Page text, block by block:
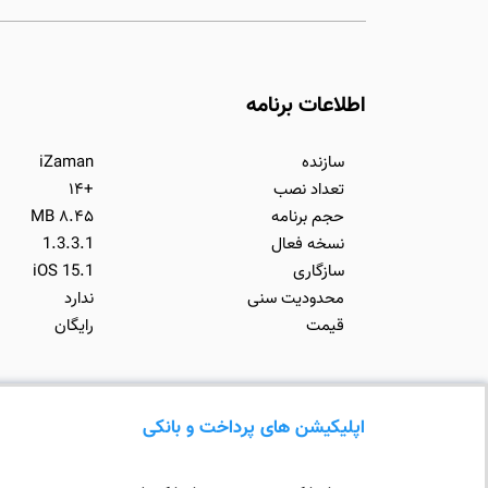
اطلاعات برنامه
iZaman
+۱۴
۸.۴۵ MB
1.3.3.1
iOS 15.1
ندارد
رایگان
سازنده
تعداد نصب
حجم برنامه
نسخه فعال
سازگاری
محدودیت سنی
قیمت
اپلیکیشن های پرداخت و بانکی